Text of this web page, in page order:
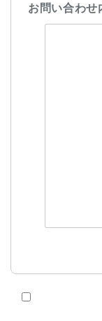
お問い合わせ